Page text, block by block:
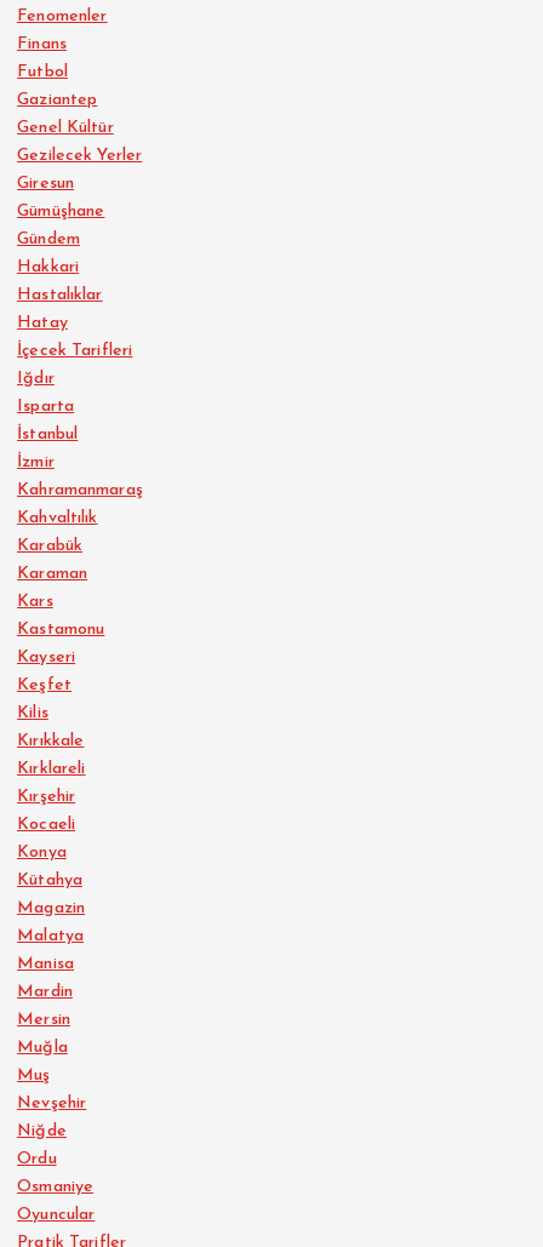
Fenomenler
Finans
Futbol
Gaziantep
Genel Kültür
Gezilecek Yerler
Giresun
Gümüşhane
Gündem
Hakkari
Hastalıklar
Hatay
İçecek Tarifleri
Iğdır
Isparta
İstanbul
İzmir
Kahramanmaraş
Kahvaltılık
Karabük
Karaman
Kars
Kastamonu
Kayseri
Keşfet
Kilis
Kırıkkale
Kırklareli
Kırşehir
Kocaeli
Konya
Kütahya
Magazin
Malatya
Manisa
Mardin
Mersin
Muğla
Muş
Nevşehir
Niğde
Ordu
Osmaniye
Oyuncular
Pratik Tarifler